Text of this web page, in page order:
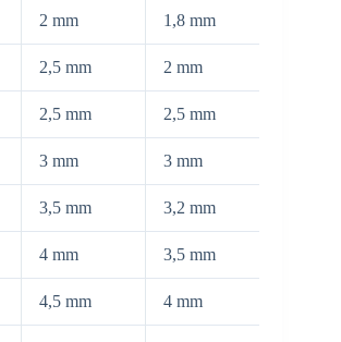
2 mm 1,8 mm
2,5 mm 2 mm
2,5 mm 2,5 mm
3 mm 3 mm
3,5 mm 3,2 mm
4 mm 3,5 mm
4,5 mm 4 mm